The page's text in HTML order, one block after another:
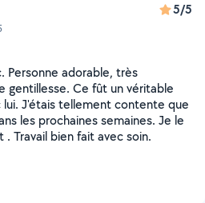
5/5
Personne adorable, très
gentillesse. Ce fût un véritable
lui. J'étais tellement contente que
les prochaines semaines. Je le
Travail bien fait avec soin.